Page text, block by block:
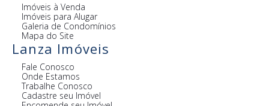
Imóveis à Venda
Imóveis para Alugar
Galeria de Condomínios
Mapa do Site
Lanza Imóveis
Fale Conosco
Onde Estamos
Trabalhe Conosco
Cadastre seu Imóvel